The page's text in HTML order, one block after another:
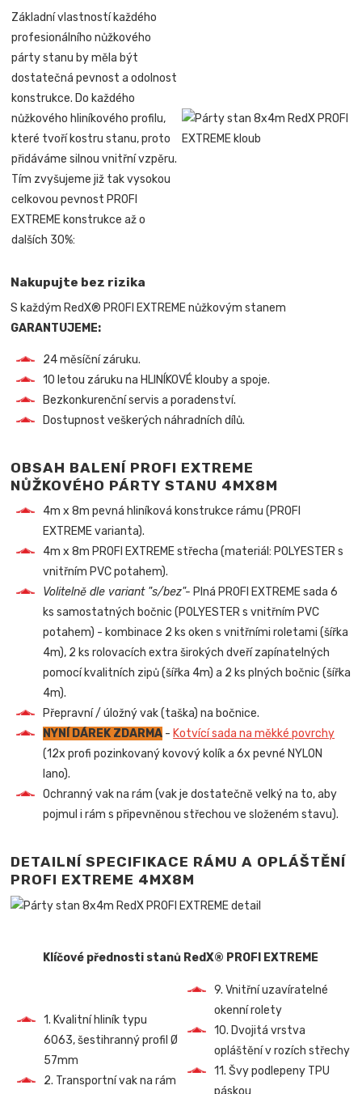
Základní vlastností každého
profesionálního nůžkového
párty stanu by měla být
dostatečná pevnost a odolnost
konstrukce. Do každého
nůžkového hliníkového profilu,
které tvoří kostru stanu, proto
přidáváme silnou vnitřní vzpěru.
Tím zvyšujeme již tak vysokou
celkovou pevnost PROFI
EXTREME konstrukce až o
dalších 30%:
Nakupujte bez rizika
S každým RedX® PROFI EXTREME nůžkovým stanem
GARANTUJEME:
24 měsíční záruku.
10 letou záruku na HLINÍKOVÉ klouby a spoje.
Bezkonkurenční servis a poradenství.
Dostupnost veškerých náhradních dílů.
OBSAH BALENÍ PROFI EXTREME
NŮŽKOVÉHO PÁRTY STANU 4MX8M
4m x 8m pevná hliníková konstrukce rámu (PROFI
EXTREME varianta).
4m x 8m PROFI EXTREME střecha (materiál: POLYESTER s
vnitřním PVC potahem).
Volitelně dle variant "s/bez"- Plná PROFI EXTREME sada 6
ks samostatných bočnic (POLYESTER s vnitřním PVC
potahem) - kombinace 2 ks oken s vnitřními roletami (šířka
4m), 2 ks rolovacích extra širokých dveří zapínatelných
pomocí kvalitních zipů (šířka 4m) a 2 ks plných bočnic (šířka
4m).
Přepravní / úložný vak (taška) na bočnice.
NYNÍ DÁREK ZDARMA - Kotvící sada na měkké povrchy
(12x profi pozinkovaný kovový kolík a 6x pevné NYLON
lano).
Ochranný vak na rám (vak je dostatečně velký na to, aby
pojmul i rám s připevněnou střechou ve složeném stavu).
DETAILNÍ SPECIFIKACE RÁMU A OPLÁŠTĚNÍ
PROFI EXTREME 4MX8M
Klíčové přednosti stanů RedX® PROFI EXTREME
1. Kvalitní hliník typu
6063, šestihranný profil Ø
57mm
2. Transportní vak na rám
9. Vnitřní uzavíratelné
okenní rolety
10. Dvojitá vrstva
opláštění v rozích střechy
11. Švy podlepeny TPU
páskou